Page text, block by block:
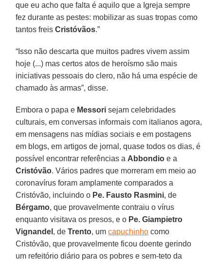
que eu acho que falta é aquilo que a Igreja sempre
fez durante as pestes: mobilizar as suas tropas como
tantos freisCristóvãos.”
“Isso não descarta que muitos padres vivem assim
hoje (...) mas certos atos de heroísmo são mais
iniciativas pessoais do clero, não há uma espécie de
chamado às armas”, disse.
Embora o papa e Messori sejam celebridades
culturais, em conversas informais com italianos agora,
em mensagens nas mídias sociais e em postagens
em blogs, em artigos de jornal, quase todos os dias, é
possível encontrar referências a Abbondio e a
Cristóvão. Vários padres que morreram em meio ao
coronavírus foram amplamente comparados a
Cristóvão, incluindo o Pe. Fausto Rasmini, de
Bérgamo, que provavelmente contraiu o vírus
enquanto visitava os presos, e o Pe. Giampietro
Vignandel , deTrento, umcapuchinho como
Cristóvão, que provavelmente ficou doente gerindo
um refeitório diário para os pobres e sem-teto da